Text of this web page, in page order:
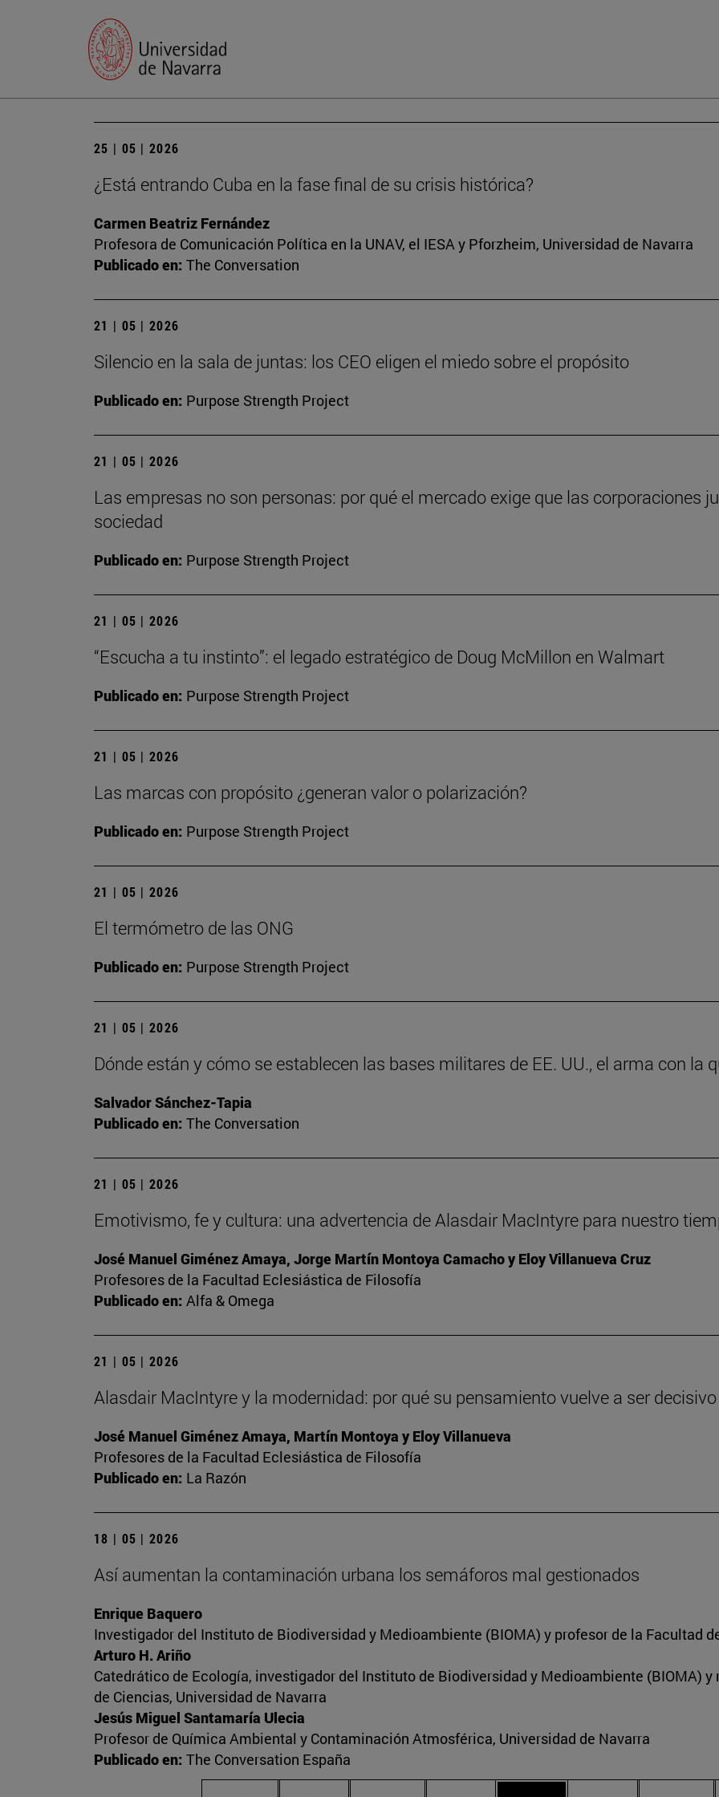
25 | 05 | 2026
¿Está entrando Cuba en la fase final de su crisis histórica?
Carmen Beatriz Fernández
Profesora de Comunicación Política en la UNAV, el IESA y Pforzheim, Universidad de Navarra
Publicado en: The Conversation
21 | 05 | 2026
Silencio en la sala de juntas: los CEO eligen el miedo sobre el propósito
Publicado en: Purpose Strength Project
21 | 05 | 2026
Las empresas no son personas: por qué el mercado exige que las corporaciones
sociedad
Publicado en: Purpose Strength Project
21 | 05 | 2026
“Escucha a tu instinto”: el legado estratégico de Doug McMillon en Walmart
Publicado en: Purpose Strength Project
21 | 05 | 2026
Las marcas con propósito ¿generan valor o polarización?
Publicado en: Purpose Strength Project
21 | 05 | 2026
El termómetro de las ONG
Publicado en: Purpose Strength Project
21 | 05 | 2026
Dónde están y cómo se establecen las bases militares de EE. UU., el arma con la
Salvador Sánchez-Tapia
Publicado en: The Conversation
21 | 05 | 2026
Emotivismo, fe y cultura: una advertencia de Alasdair MacIntyre para nuestro
José Manuel Giménez Amaya, Jorge Martín Montoya Camacho y Eloy Villanueva Cruz
Profesores de la Facultad Eclesiástica de Filosofía
Publicado en: Alfa & Omega
21 | 05 | 2026
Alasdair MacIntyre y la modernidad: por qué su pensamiento vuelve a ser decisivo
José Manuel Giménez Amaya, Martín Montoya y Eloy Villanueva
Profesores de la Facultad Eclesiástica de Filosofía
Publicado en: La Razón
18 | 05 | 2026
Así aumentan la contaminación urbana los semáforos mal gestionados
Enrique Baquero
Investigador del Instituto de Biodiversidad y Medioambiente (BIOMA) y profesor de la Facultad
Arturo H. Ariño
Catedrático de Ecología, investigador del Instituto de Biodiversidad y Medioambiente (BIOMA)
de Ciencias, Universidad de Navarra
Jesús Miguel Santamaría Ulecia
Profesor de Química Ambiental y Contaminación Atmosférica, Universidad de Navarra
Publicado en: The Conversation España